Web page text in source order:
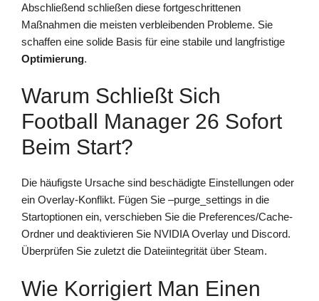
Abschließend schließen diese fortgeschrittenen
Maßnahmen die meisten verbleibenden Probleme. Sie
schaffen eine solide Basis für eine stabile und langfristige
Optimierung.
Warum Schließt Sich
Football Manager 26 Sofort
Beim Start?
Die häufigste Ursache sind beschädigte Einstellungen oder
ein Overlay-Konflikt. Fügen Sie –purge_settings in die
Startoptionen ein, verschieben Sie die Preferences/Cache-
Ordner und deaktivieren Sie NVIDIA Overlay und Discord.
Überprüfen Sie zuletzt die Dateiintegrität über Steam.
Wie Korrigiert Man Einen